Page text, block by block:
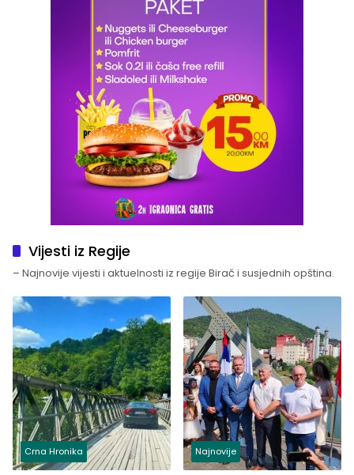
Vijesti iz Regije
– Najnovije vijesti i aktuelnosti iz regije Birač i susjednih opština.
Crna Hronika Najnovije